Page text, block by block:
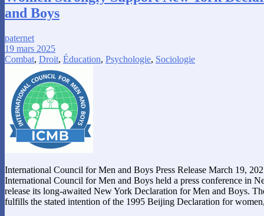
and Boys
paternet
19 mars 2025
Combat, Droit, Éducation, Psychologie, Sociologie
International Council for Men and Boys Press Release March 19,
International Council for Men and Boys held a press conference in
release its long-awaited New York Declaration for Men and Boys.
fulfills the stated intention of the 1995 Beijing Declaration for